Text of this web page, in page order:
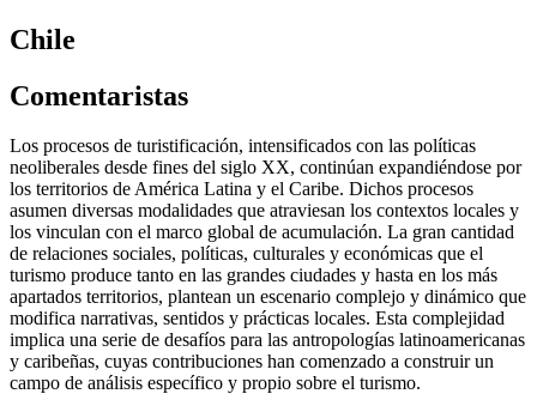
Chile
Comentaristas
Los procesos de turistificación, intensificados con las políticas
neoliberales desde fines del siglo XX, continúan expandiéndose por
los territorios de América Latina y el Caribe. Dichos procesos
asumen diversas modalidades que atraviesan los contextos locales y
los vinculan con el marco global de acumulación. La gran cantidad
de relaciones sociales, políticas, culturales y económicas que el
turismo produce tanto en las grandes ciudades y hasta en los más
apartados territorios, plantean un escenario complejo y dinámico que
modifica narrativas, sentidos y prácticas locales. Esta complejidad
implica una serie de desafíos para las antropologías latinoamericanas
y caribeñas, cuyas contribuciones han comenzado a construir un
campo de análisis específico y propio sobre el turismo.